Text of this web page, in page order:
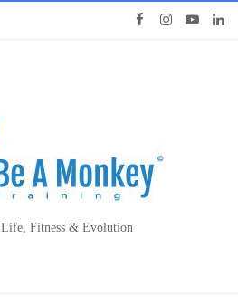
Fitness & Evolution